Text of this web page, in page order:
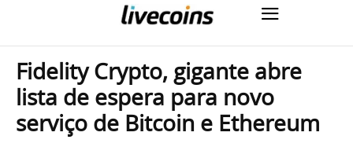
Fidelity Crypto, gigante abre
lista de espera para novo
serviço de Bitcoin e Ethereum